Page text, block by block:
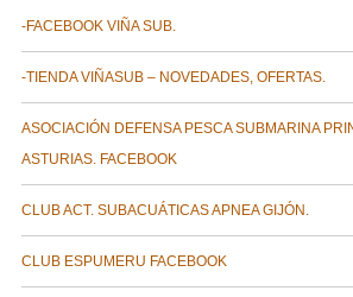
-FACEBOOK VIÑA SUB.
-TIENDA VIÑASUB – NOVEDADES, OFERTAS.
ASOCIACIÓN DEFENSA PESCA SUBMARINA
ASTURIAS. FACEBOOK
CLUB ACT. SUBACUÁTICAS APNEA GIJÓN.
CLUB ESPUMERU FACEBOOK